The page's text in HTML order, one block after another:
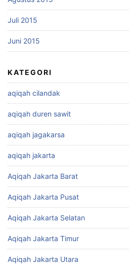
Juli 2015
Juni 2015
KATEGORI
aqiqah cilandak
aqiqah duren sawit
aqiqah jagakarsa
aqiqah jakarta
Aqiqah Jakarta Barat
Aqiqah Jakarta Pusat
Aqiqah Jakarta Selatan
Aqiqah Jakarta Timur
Aqiqah Jakarta Utara